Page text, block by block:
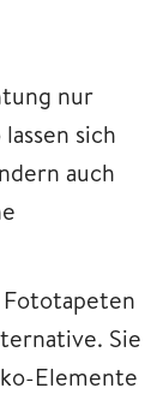
nur
sich
auch
Sie
Elemente